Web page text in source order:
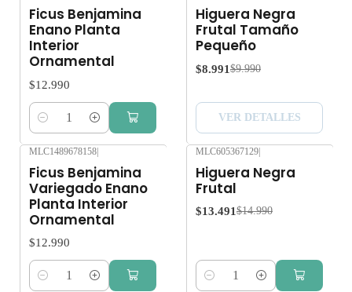
Ficus Benjamina
Enano Planta
Interior
Ornamental
$12.990
Cantidad
Agotado
Higuera Negra
Frutal Tamaño
Pequeño
$8.991 $9.990
VER DETALLES
MLC1489678158|
Ficus Benjamina
Variegado Enano
Planta Interior
Ornamental
$12.990
Cantidad
MLC605367129|
Higuera Negra
Frutal
$13.491 $14.990
Cantidad